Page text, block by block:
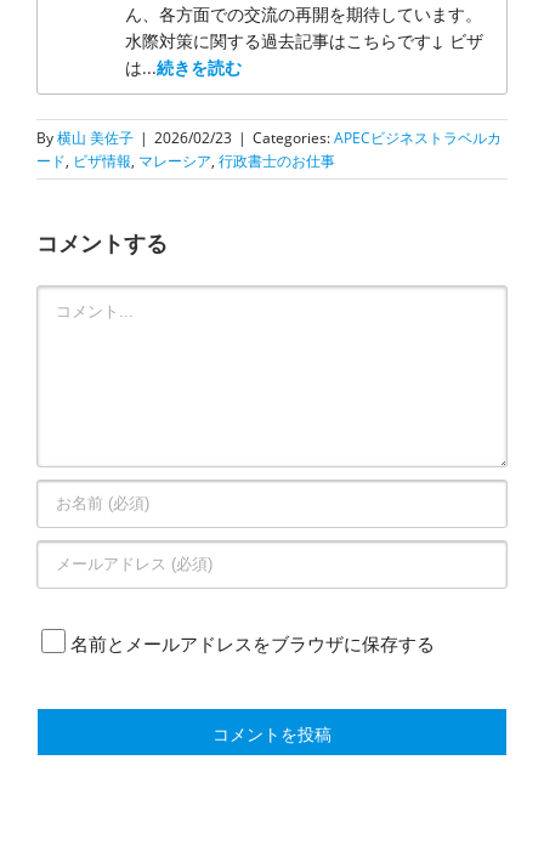
ん、各方面での交流の再開を期待しています。
水際対策に関する過去記事はこちらです↓ ビザ
は...続きを読む
By横山 美佐子 | 2026/02/23 | Categories:APECビジネストラベルカ
ード, ビザ情報, マレーシア, 行政書士のお仕事
コメントする
名前とメールアドレスをブラウザに保存する